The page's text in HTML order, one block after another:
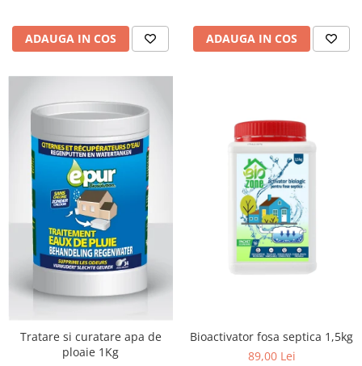
ADAUGA IN COS ADAUGA IN COS
Tratare si curatare apa de
ploaie 1Kg
Bioactivator fosa septica 1,5kg
89,00 Lei